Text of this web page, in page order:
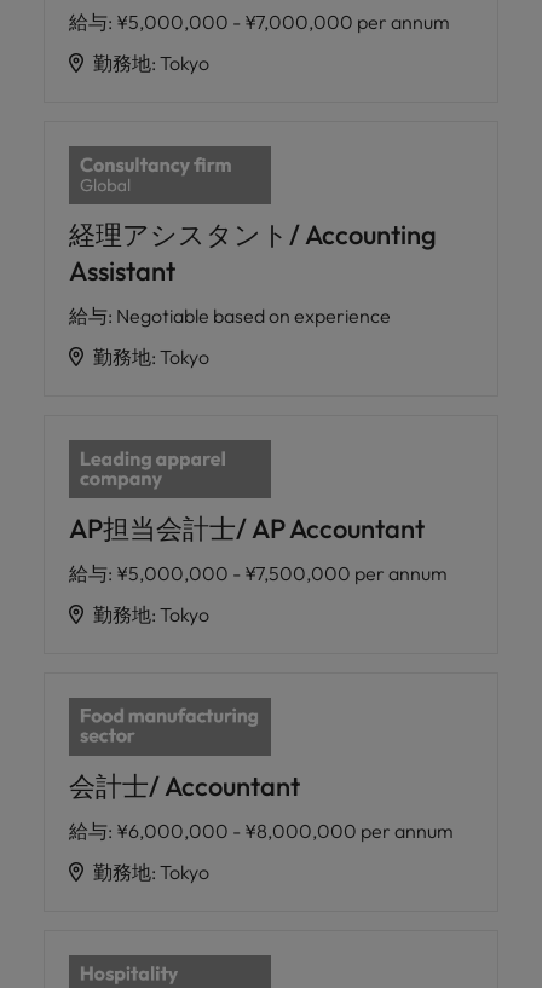
給与: ¥5,000,000 - ¥7,000,000 per annum
勤務地: Tokyo
経理アシスタント/ Accounting
Assistant
給与: Negotiable based on experience
勤務地: Tokyo
AP担当会計士/ AP Accountant
給与: ¥5,000,000 - ¥7,500,000 per annum
勤務地: Tokyo
会計士/ Accountant
給与: ¥6,000,000 - ¥8,000,000 per annum
勤務地: Tokyo